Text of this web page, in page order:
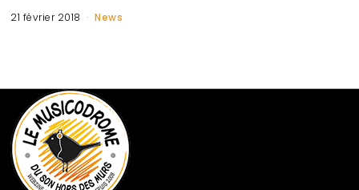
21 février 2018 News